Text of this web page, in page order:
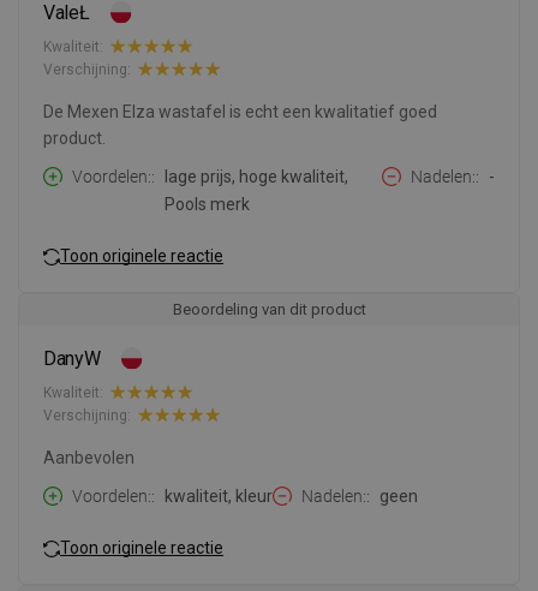
ValeŁ
Kwaliteit:
Verschijning:
De Mexen Elza wastafel is echt een kwalitatief goed
product.
Voordelen:
lage prijs, hoge kwaliteit,
Pools merk
Nadelen: -
Toon originele reactie
Beoordeling van dit product
DanyW
Kwaliteit:
Verschijning:
Aanbevolen
Voordelen:
kwaliteit, kleur Nadelen: geen
Toon originele reactie